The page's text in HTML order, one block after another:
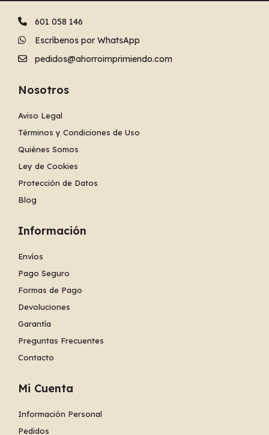
601 058 146
Escríbenos por WhatsApp
pedidos@ahorroimprimiendo.com
Nosotros
Aviso Legal
Términos y Condiciones de Uso
Quiénes Somos
Ley de Cookies
Protección de Datos
Blog
Información
Envíos
Pago Seguro
Formas de Pago
Devoluciones
Garantía
Preguntas Frecuentes
Contacto
Mi Cuenta
Información Personal
Pedidos